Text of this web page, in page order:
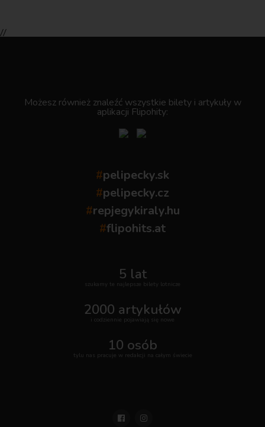
//
Możesz również znaleźć wszystkie bilety i artykuły w
aplikacji Flipohity:
#pelipecky.sk
#pelipecky.cz
#repjegykiraly.hu
#flipohits.at
5 lat
szukamy te najlepsze bilety lotnicze
2000 artykułów
i codziennie pojawiają się nowe
10 osób
tylu nas pracuje w redakcji na całym świecie